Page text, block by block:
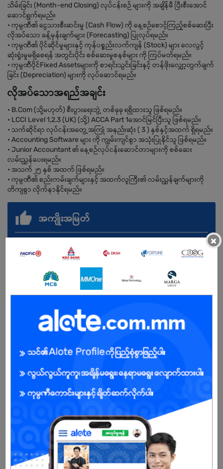
သိမ်းခြင်း (Month-end Closing) လုပ်ငန်းစဉ် များကို အချိန်မီ ပြီးစီးအောင်
ဆောင်ရွက်ရမည်။
• ကုမ္ပဏီ၏ ငွေသားစီးဆင်းမှု (Cash Flow) ကို နေ့စဉ်စောင့်ကြည့်စစ်ဆေးပြီး
လိုအပ်သော ခန့်မှန်းချက်များ (Forecasting) ပြုလုပ်ရမည်။
• ကုမ္ပဏီ၏ ပိုင်ဆိုင်မှုများနှင့် ကုန်ပစ္စည်းလက်ကျန် (Stock) များ လေလွင့်
ဆုံးရှုံးမှုမရှိစေရန် အတွင်းပိုင်း စစ်ဆေးမှုစနစ်များ ကို ကြပ်မတ်ရမည်။
• ကုမ္ပဏီပိုင်Fixed Assetsများကို စာရင်းသွင်းခြင်းနှင့် တန်ဖိုးလျှော့တွက်ချက်
ခြင်း (Depreciation) များကို လုပ်ဆောင်ရမည်။
လိုအပ်သောအရည်အချင်း
• B.Com (သို့မဟုတ်) စီးပွားရေးဘွဲ့ တစ်ခုခု ရရှိထားသူ ဖြစ်ရမည်။
• LCCI Level 1,2,3 (UK) (သို့) ACCA Part 1အောင်မြင်ပြီးသူ ဖြစ်ရမည်။
• သက်ဆိုင်ရာ လုပ်ငန်းအတွေ့အကြုံ အနည်းဆုံး ( 3 ) နှစ်နှင့်အထက် ရှိရမည်။
• Accounting Software များ ကို ကျွမ်းကျင်စွာ အသုံးပြုနိုင်သူ ဖြစ်ရမည်။
• Junior Accountant ၏ နေ့စဉ်လုပ်ငန်းဆောင်တာများကို စစ်ဆေး
လမ်းညွှန်ပေးရမည်။
• အသက် ၂၅ နှစ် အထက် ဖြစ်ရမည်။
• ကုမ္ပဏီ၏ စည်းကမ်းချက်များနှင့် အထက်လူကြီး၏ လမ်းညွှန်ချက်များကို
တိကျစွာ လိုက်နာနိုင်ရမည်။
အကျိုးအမြတ်
အခွင့်အရေးရှိသူ : မ
သက်တမ်းကုန်သွားပါပြီ
×